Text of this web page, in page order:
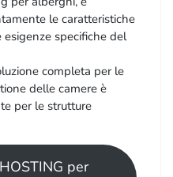
le caratteristiche
specifiche del
completa per le
delle camere è
per le strutture
per